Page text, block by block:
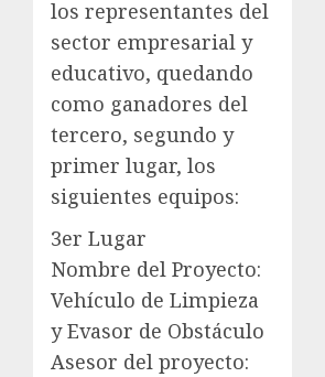
los representantes del
sector empresarial y
educativo, quedando
como ganadores del
tercero, segundo y
primer lugar, los
siguientes equipos:
3er Lugar
Nombre del Proyecto:
Vehículo de Limpieza
y Evasor de Obstáculo
Asesor del proyecto: